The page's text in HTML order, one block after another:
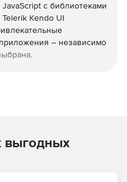
с библиотеками
Kendo UI
– независимо
нового
время,
всех ключевых
выгодных